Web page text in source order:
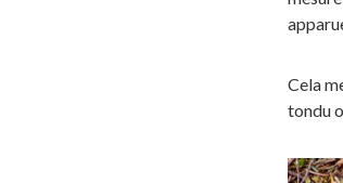
Cela
tondu